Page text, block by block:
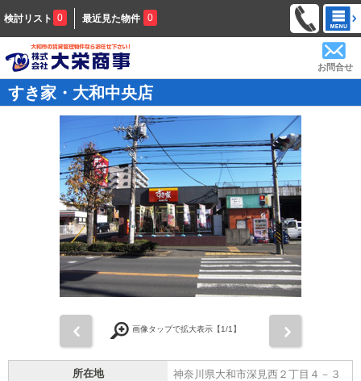
検討リスト 0 最近見た物件 0
お問合せ
すき家・大和中央店
画像タップで拡大表示【1/1】
所在地 神奈川県大和市深見西２丁目４－３